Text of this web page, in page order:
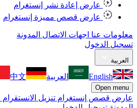
عارض إعادة نشر إنستغرام
عارض قصص مميزة إنستغرام
معلومات عنا اجهات الاتصال المدونة
تسجيل الدخول
العربية
English العربية 中文
Open menu
عارض قصص إنستغرام تنزيل الانستقرام